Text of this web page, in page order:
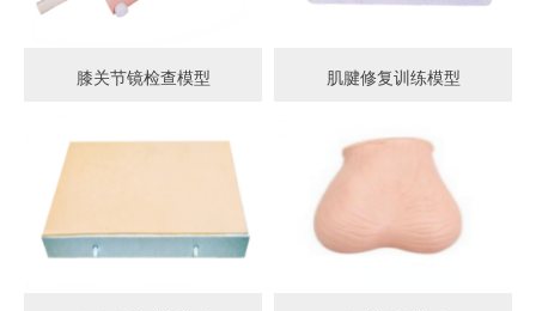
膝关节镜检查模型 肌腱修复训练模型